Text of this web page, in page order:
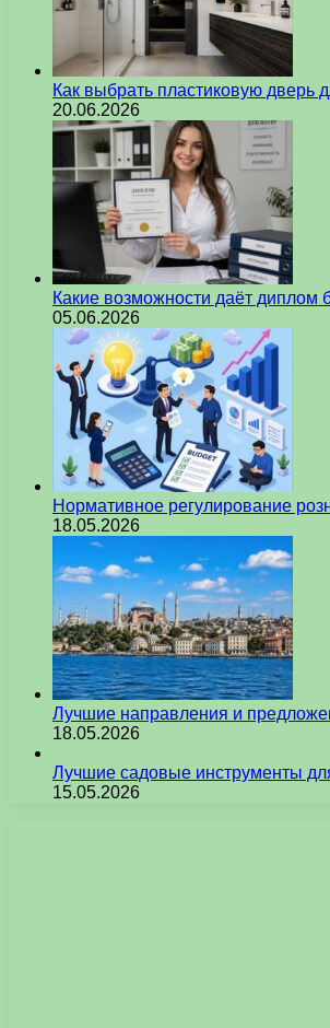
Как выбрать пластиковую дверь
20.06.2026
Какие возможности даёт диплом
05.06.2026
Нормативное регулирование
18.05.2026
Лучшие направления и
18.05.2026
Лучшие садовые инструменты
15.05.2026